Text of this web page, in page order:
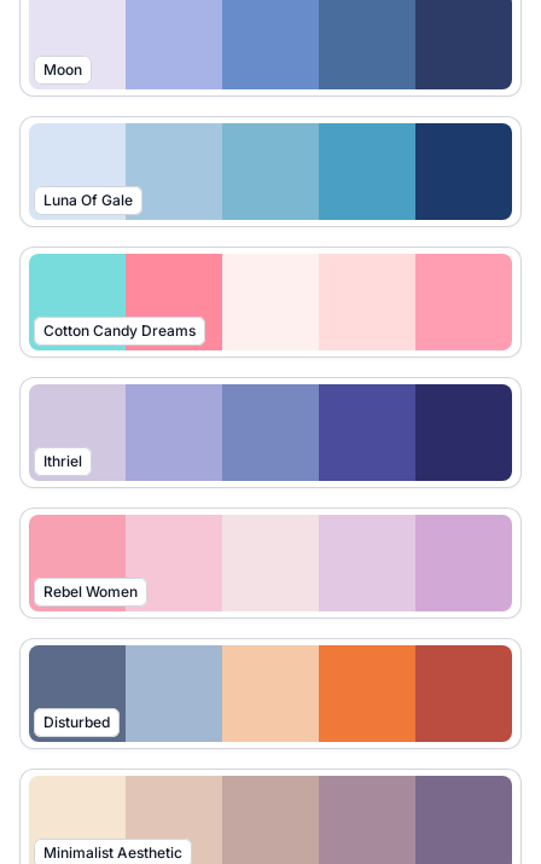
Moon
Luna Of Gale
Cotton Candy Dreams
Ithriel
Rebel Women
Disturbed
Minimalist Aesthetic